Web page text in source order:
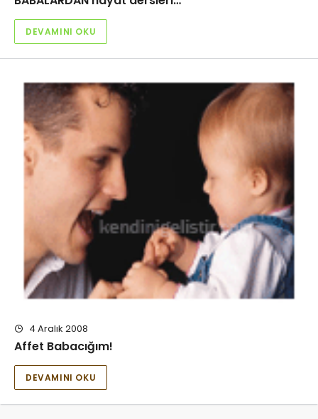
DEVAMINI OKU
4 Aralık 2008
Affet Babacığım!
DEVAMINI OKU